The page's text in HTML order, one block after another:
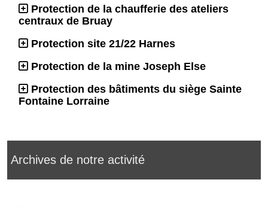
Protection de la chaufferie des ateliers
centraux de Bruay
Protection site 21/22 Harnes
Protection de la mine Joseph Else
Protection des bâtiments du siège Sainte
Fontaine Lorraine
Archives de notre activité